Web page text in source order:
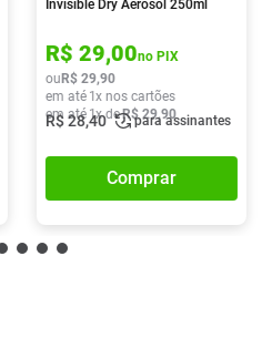
Invisible Dry Aerosol 250ml
R$ 29,00no PIX
ou R$ 29,90
em até 1x nos cartões
em até 1x deR$ 29,90
R$28,40 para assinantes
Comprar